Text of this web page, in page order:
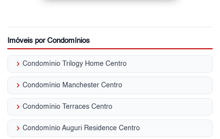
Imóveis por Condomínios
keyboard_arrow_right Condomínio Trilogy Home Centro
keyboard_arrow_right Condomínio Manchester Centro
keyboard_arrow_right Condomínio Terraces Centro
keyboard_arrow_right Condomínio Auguri Residence Centro